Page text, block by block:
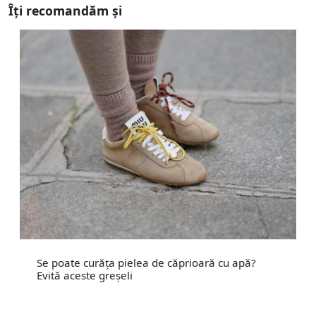
Îți recomandăm și
Se poate curăța pielea de căprioară cu apă?
Evită aceste greșeli